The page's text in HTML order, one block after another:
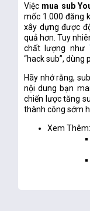
Việc mua sub
mốc 1.000 đăng
xây dựng được
quả hơn. Tuy
chất lượng như
“hack sub”, dùng
Hãy nhớ rằng,
nội dung bạn
chiến lược tăng
thành công sớm
Xem Thêm: